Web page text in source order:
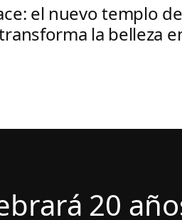
el nuevo templo
la belleza
20